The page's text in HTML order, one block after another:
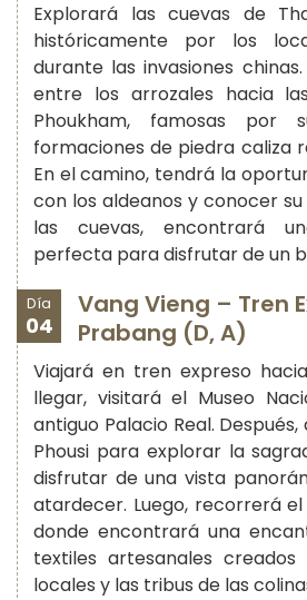
Explorará las cuevas de
históricamente por los
durante las invasiones
entre los arrozales hacia
Phoukham, famosas por
formaciones de piedra caliza
En el camino, tendrá la
con los aldeanos y conocer
las cuevas, encontrará
perfecta para disfrutar de un
Día
04
Vang Vieng – Tren
Prabang (D, A)
Viajará en tren expreso
llegar, visitará el Museo
antiguo Palacio Real.
Phousi para explorar la
disfrutar de una vista
atardecer. Luego, recorrerá
donde encontrará una
textiles artesanales
locales y las tribus de las